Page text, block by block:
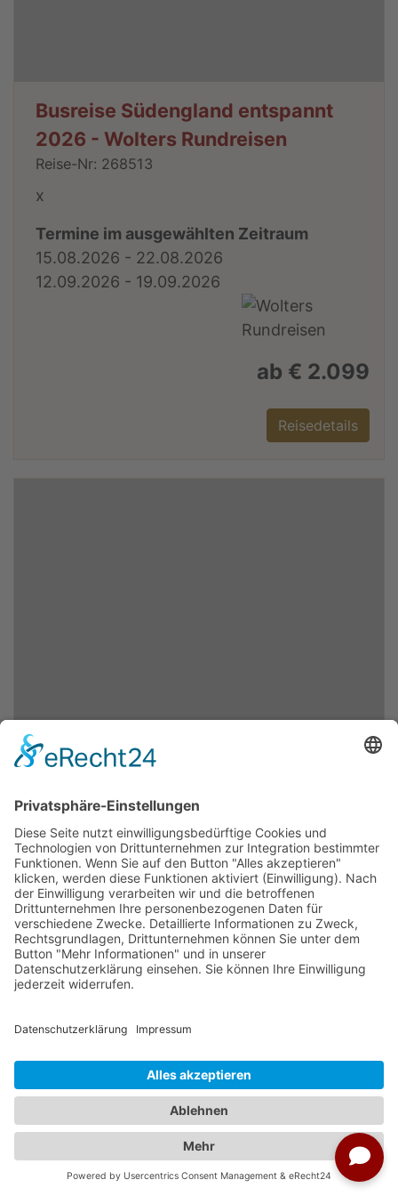
Busreise Südengland entspannt
2026 - Wolters Rundreisen
Reise-Nr: 268513
x
Termine im ausgewählten Zeitraum
15.08.2026 - 22.08.2026
12.09.2026 - 19.09.2026
ab € 2.099
Reisedetails
Busreise Island intensiv - Wolters
Rundreisen
Reise-Nr: 263545
Mit tosenden Wasserfällen, treibenden
Eisbergen, tiefen Fjorden und heißen
Naturschauspiel.
Termine im ausgewählten Zeitraum
16.08.2026 - 30.08.2026
23.08.2026 - 06.09.2026
30.08.2026 - 13.09.2026